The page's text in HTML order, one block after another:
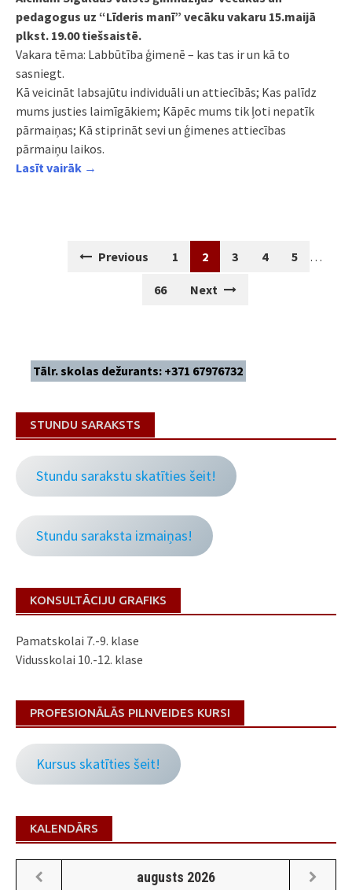
pedagogus uz “Līderis manī” vecāku vakaru 15.maijā
plkst. 19.00 tiešsaistē.
Vakara tēma: Labbūtība ģimenē – kas tas ir un kā to
sasniegt.
Kā veicināt labsajūtu individuāli un attiecībās; Kas palīdz
mums justies laimīgākiem; Kāpēc mums tik ļoti nepatīk
pārmaiņas; Kā stiprināt sevi un ģimenes attiecības
pārmaiņu laikos.
Lasīt vairāk →
navigation
Previous 1 2 3 4 5 …
66 Next
Tālr. skolas dežurants: +371 67976732
STUNDU SARAKSTS
Stundu sarakstu skatīties šeit!
Stundu saraksta izmaiņas!
KONSULTĀCIJU GRAFIKS
Pamatskolai 7.-9. klase
Vidusskolai 10.-12. klase
PROFESIONĀLĀS PILNVEIDES KURSI
Kursus skatīties šeit!
KALENDĀRS
augusts 2026